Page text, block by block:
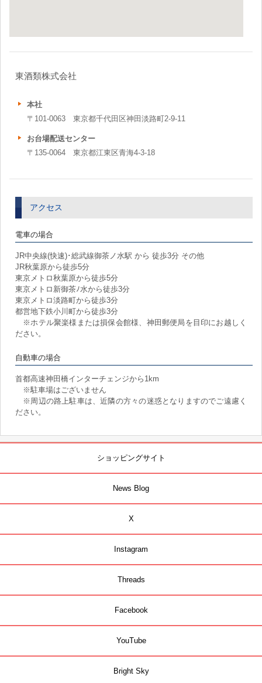
東酒類株式会社
本社
〒101-0063 東京都千代田区神田淡路町2-9-11
お台場配送センター
〒135-0064 東京都江東区青海4-3-18
アクセス
電車の場合
JR中央線(快速)･総武線御茶ノ水駅 から 徒歩3分 その他
JR秋葉原から徒歩5分
東京メトロ秋葉原から徒歩5分
東京メトロ新御茶ﾉ水から徒歩3分
東京メトロ淡路町から徒歩3分
都営地下鉄小川町から徒歩3分
※ホテル聚楽様または損保会館様、神田郵便局を目印にお越しく
ださい。
自動車の場合
首都高速神田橋インターチェンジから1km
※駐車場はございません
※周辺の路上駐車は、近隣の方々の迷惑となりますのでご遠慮く
ださい。
ショッピングサイト
News Blog
X
Instagram
Threads
Facebook
YouTube
Bright Sky